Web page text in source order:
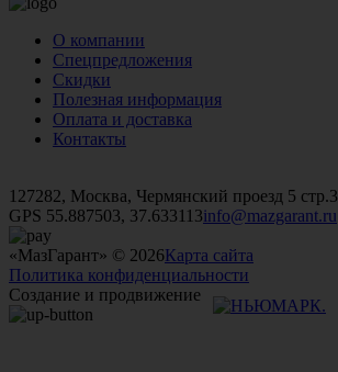
О компании
Спецпредложения
Скидки
Полезная информация
Оплата и доставка
Контакты
127282, Москва, Чермянский проезд 5 стр.3
GPS 55.887503, 37.633113info@mazgarant.ru
«МазГарант» © 2026Карта сайта
Политика конфиденциальности
Создание и продвижение